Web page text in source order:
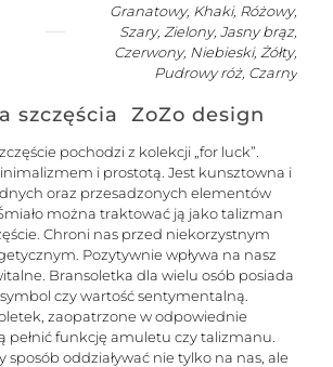
Granatowy, Khaki, Różowy,
Szary, Zielony, Jasny brąz,
Czerwony, Niebieski, Żółty,
Pudrowy róż, Czarny
szczęścia ZoZo design
pochodzi z kolekcji „for luck”.
i prostotą. Jest kunsztowna i
oraz przesadzonych elementów
można traktować ją jako talizman
Chroni nas przed niekorzystnym
Pozytywnie wpływa na nasz
Bransoletka dla wielu osób posiada
czy wartość sentymentalną.
zaopatrzone w odpowiednie
pełnić funkcję amuletu czy talizmanu.
sposób oddziaływać nie tylko na nas, ale